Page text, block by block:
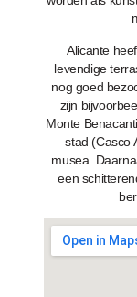
Alicante
levendige
nog goed
zijn
Monte
stad (Casco
musea.
een